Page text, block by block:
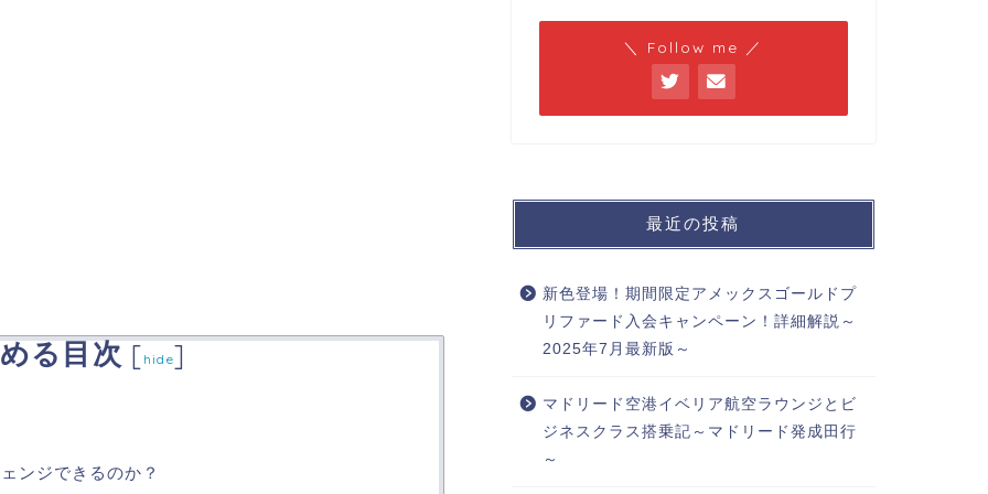
る目次 [ hide]
ンジできるのか？
＼ Follow me ／
最近の投稿
新色登場！期間限定アメックスゴールドプ
リファード入会キャンペーン！詳細解説～
2025年7月最新版～
マドリード空港イベリア航空ラウンジとビ
ジネスクラス搭乗記～マドリード発成田行
～